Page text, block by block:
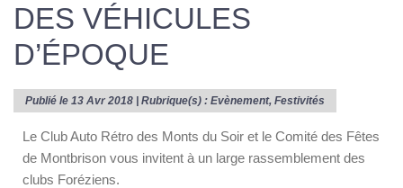
DES VÉHICULES
D’ÉPOQUE
Publié le 13 Avr 2018 | Rubrique(s) : Evènement, Festivités
Le Club Auto Rétro des Monts du Soir et le Comité des Fêtes
de Montbrison vous invitent à un large rassemblement des
clubs Foréziens.